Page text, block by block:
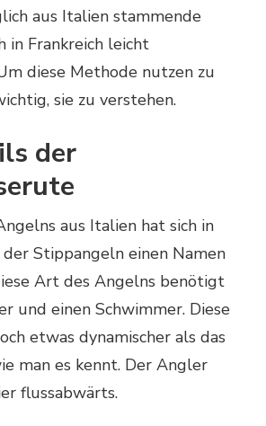
ANGELT
aus Italien stammende
in Frankreich leicht
diese Methode nutzen zu
sie zu verstehen.
der
aus Italien hat sich in
Stippangeln einen Namen
Art des Angelns benötigt
und einen Schwimmer. Diese
etwas dynamischer als das
man es kennt. Der Angler
flussabwärts.